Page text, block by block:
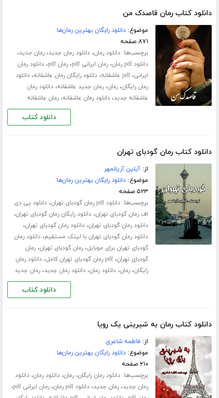
دانلود کتاب رمان قاصدک من
موضوع:دانلود رایگان بهترین رمان‌ها
۸۷۱ صفحه
برچسب‌ها:دانلود رمان،دانلود رمان جدید،رمان جدید،
دانلود pdf رمان ،رمان ایرانی pdf ،رمان pdf ،دانلود رمان
ایرانی،pdf عاشقانه ،دانلود رایگان رمان عاشقانه،دانلود
رمان رایگان،رمان،رمان جدید عاشقانه،دانلود رمان
عاشقانه جدید،دانلود رمان عاشقانه،رمان عاشقانه
دانلود کتاب
دانلود کتاب رمان گودبای تهران
از:آیلین آریانمهر
موضوع:دانلود رایگان بهترین رمان‌ها
۵۲۳ صفحه
برچسب‌ها:دانلود pdf رمان گودبای تهران ،دانلود پی دی
اف رمان گودبای تهران،دانلود رایگان رمان گودبای تهران،
دانلود رمان گودبای تهران،دانلود رمان گودبای تهران،
دانلود رمان گودبای تهران با لینک مستقیم،دانلود رمان
گودبای تهران برای موبایل،رمان گودبای تهران،رمان
گودبای تهران،pdf رمان گودبای تهران کامل ،دانلود رمان
رایگان،رمان،دانلود رمان،دانلود رمان جدید،رمان جدید
دانلود کتاب
دانلود کتاب رمان به شیرینی یک رویا
از:فاطمه شاعری
موضوع:دانلود رایگان بهترین رمان‌ها
۲۱۰ صفحه
برچسب‌ها:دانلود رمان رایگان،رمان،دانلود رمان،دانلود
رمان جدید،رمان جدید،دانلود pdf رمان ،رمان ایرانی pdf ،